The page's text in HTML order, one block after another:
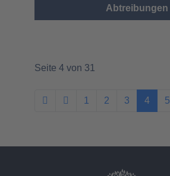
Abtreibungen
Seite 4 von 31
1 2 3 4 5